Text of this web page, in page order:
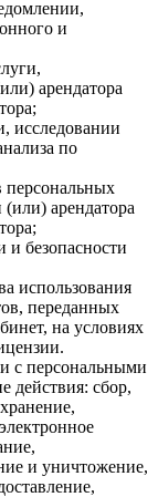
и
арендатора
исследовании
по
персональных
арендатора
и безопасности
использования
переданных
на условиях
с персональными
действия: сбор,
и уничтожение,